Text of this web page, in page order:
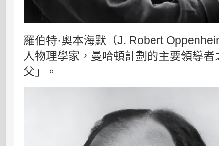
羅伯特·奧本海默（J. Robert
人物理學家，曼哈頓計劃的主要領導
父」。